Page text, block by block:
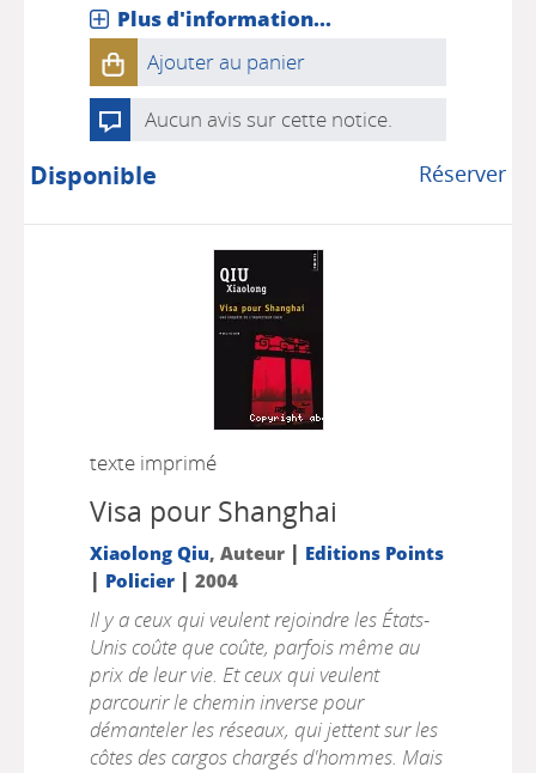
Plus d'information...
Ajouter au panier
Aucun avis sur cette notice.
Réserver
Disponible
texte imprimé
Visa pour Shanghai
Xiaolong Qiu, Auteur | Editions Points
| Policier| 2004
Il y a ceux qui veulent rejoindre les États-
Unis coûte que coûte, parfois même au
prix de leur vie. Et ceux qui veulent
parcourir le chemin inverse pour
démanteler les réseaux, qui jettent sur les
côtes des cargos chargés d'hommes. Mais